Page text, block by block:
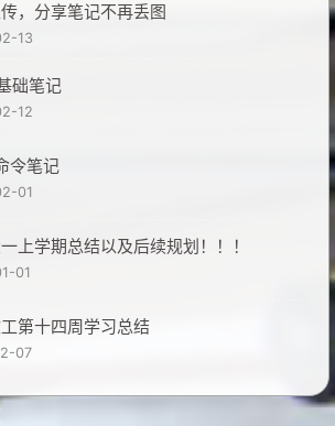
，分享笔记不再丢图
13
础笔记
12
令笔记
01
上学期总结以及后续规划！！！
01
第十四周学习总结
07